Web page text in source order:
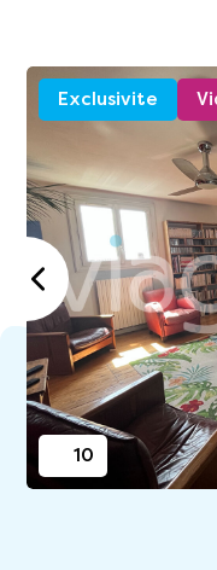
Exclusivite
10